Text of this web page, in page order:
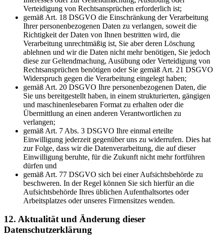
Verteidigung von Rechtsansprüchen erforderlich ist;
gemäß Art. 18 DSGVO die Einschränkung der Verarbeitung
Ihrer personenbezogenen Daten zu verlangen, soweit die
Richtigkeit der Daten von Ihnen bestritten wird, die
Verarbeitung unrechtmäßig ist, Sie aber deren Löschung
ablehnen und wir die Daten nicht mehr benötigen, Sie jedoch
diese zur Geltendmachung, Ausübung oder Verteidigung von
Rechtsansprüchen benötigen oder Sie gemäß Art. 21 DSGVO
Widerspruch gegen die Verarbeitung eingelegt haben;
gemäß Art. 20 DSGVO Ihre personenbezogenen Daten, die
Sie uns bereitgestellt haben, in einem strukturierten, gängigen
und maschinenlesebaren Format zu erhalten oder die
Übermittlung an einen anderen Verantwortlichen zu
verlangen;
gemäß Art. 7 Abs. 3 DSGVO Ihre einmal erteilte
Einwilligung jederzeit gegenüber uns zu widerrufen. Dies hat
zur Folge, dass wir die Datenverarbeitung, die auf dieser
Einwilligung beruhte, für die Zukunft nicht mehr fortführen
dürfen und
gemäß Art. 77 DSGVO sich bei einer Aufsichtsbehörde zu
beschweren. In der Regel können Sie sich hierfür an die
Aufsichtsbehörde Ihres üblichen Aufenthaltsortes oder
Arbeitsplatzes oder unseres Firmensitzes wenden.
12. Aktualität und Änderung dieser
Datenschutzerklärung